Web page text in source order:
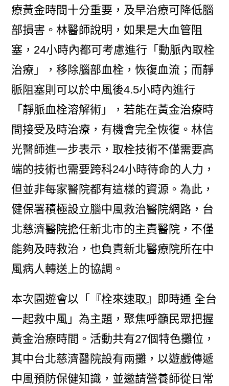
療黃金時間十分重要，及早治療可降低腦
部損害。林醫師說明，如果是大血管阻
塞，24小時內都可考慮進行「動脈內取栓
治療」，移除腦部血栓，恢復血流；而靜
脈阻塞則可以於中風後4.5小時內進行
「靜脈血栓溶解術」，若能在黃金治療時
間接受及時治療，有機會完全恢復。林信
光醫師進一步表示，取栓技術不僅需要高
端的技術也需要跨科24小時待命的人力，
但並非每家醫院都有這樣的資源。為此，
健保署積極設立腦中風救治醫院網路，台
北慈濟醫院擔任新北市的主責醫院，不僅
能夠及時救治，也負責新北醫療院所在中
風病人轉送上的協調。
本次園遊會以「『栓來速取』即時通 全台
一起救中風」為主題，聚焦呼籲民眾把握
黃金治療時間。活動共有27個特色攤位，
其中台北慈濟醫院設有兩攤，以遊戲傳遞
中風預防保健知識，並邀請營養師從日常